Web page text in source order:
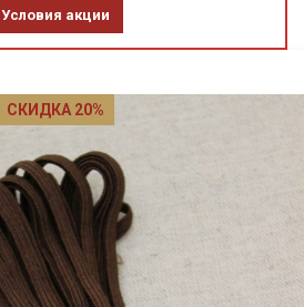
Условия акции
СКИДКА 20%